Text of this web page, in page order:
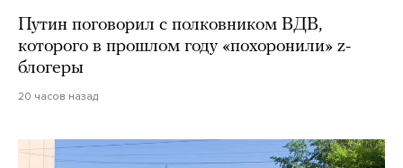
Путин поговорил с полковником ВДВ,
которого в прошлом году «похоронили» z-
блогеры
20 часов назад